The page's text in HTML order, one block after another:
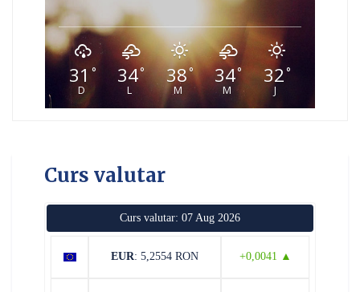
31 °
D
34°
L
38°
M
34°
M
32°
J
Curs valutar
Curs valutar: 07 Aug 2026
EUR: 5,2554 RON +0,0041 ▲